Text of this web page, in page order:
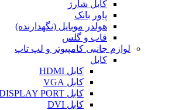
کابل شارژ
پاور بانک
هولدر موبایل (نگهدارنده)
قاب و گلس
لوازم جانبی کامپیوتر و لپ تاپ
کابل
کابل HDMI
کابل VGA
کابل DISPLAY PORT
کابل DVI